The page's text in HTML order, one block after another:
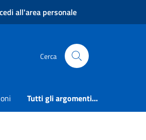
all'area personale
Cerca
Tutti gli argomenti...